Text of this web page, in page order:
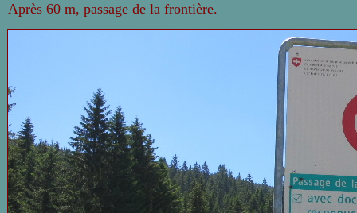
Après 60 m, passage de la frontière.